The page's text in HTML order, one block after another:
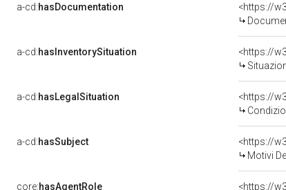
a-cd:hasDocumentation
<https://
a-cd:hasInventorySituation
<https://
a-cd:hasLegalSituation
<https://
a-cd:hasSubject
<https://
Motivi
core:hasAgentRole
<https://